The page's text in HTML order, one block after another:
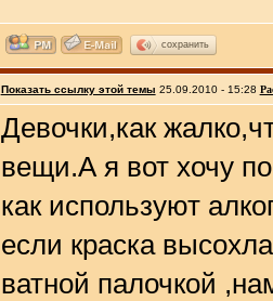
сохранить
Показать ссылку этой темы 25.09.2010 - 15:28
Девочки,как
вещи.А я вот хочу
как используют
если краска
ватной палочкой